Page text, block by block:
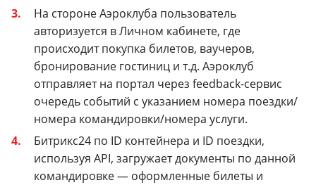
На стороне Аэроклуба пользователь
авторизуется в Личном кабинете, где
происходит покупка билетов, ваучеров,
бронирование гостиниц и т.д. Аэроклуб
отправляет на портал через feedback-сервис
очередь событий с указанием номера поездки/
номера командировки/номера услуги.
Битрикс24 по ID контейнера и ID поездки,
используя API, загружает документы по данной
командировке — оформленные билеты и